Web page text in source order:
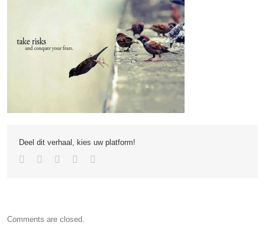
Deel dit verhaal, kies uw platform!
Comments are closed.